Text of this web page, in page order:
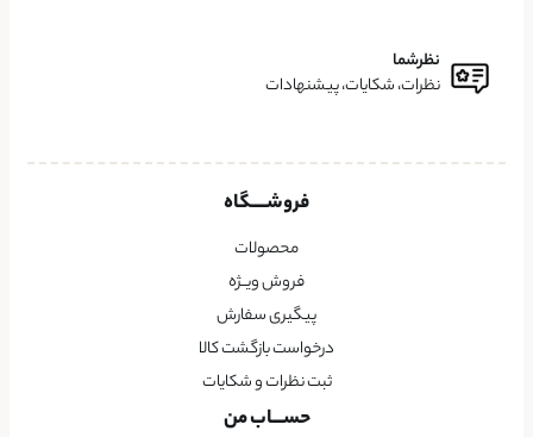
نظرشما
نظرات، شکایات، پیشنهادات
فروشــــگاه
محصولات
فروش ویــژه
پیگیری سفارش
درخواست بازگشت کالا
ثبت نظرات و شکایات
حســـاب من